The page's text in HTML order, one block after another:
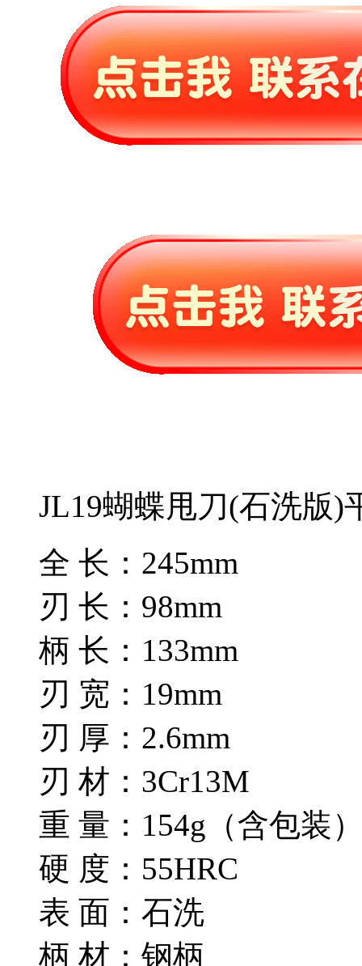
JL19蝴蝶甩刀(石洗版)
全 长：245mm
刃 长：98mm
柄 长：133mm
刃 宽：19mm
刃 厚：2.6mm
刃 材：3Cr13M
重 量：154g（含包装
硬 度：55HRC
表 面：石洗
柄 材：钢柄